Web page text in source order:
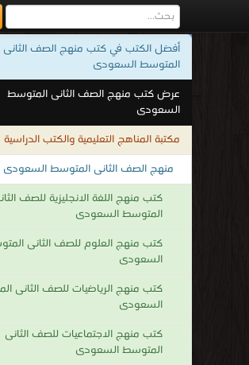
أفضل الكتب في كتب منهج الصف الثانى
المتوسط السعودى
عرض كتب منهج الصف الثانى المتوسط
السعودى
مكتبة المناهج التعليمية والكتب الدراسية
منهج الصف الثانى المتوسط السعودى
كتب منهج اللغة الانجليزية للصف
المتوسط السعودى
كتب منهج العلوم للصف الثانى
السعودى
كتب منهج الرياضيات للصف الثانى
السعودى
كتب منهج الاجتماعيات للصف الثانى
المتوسط السعودى